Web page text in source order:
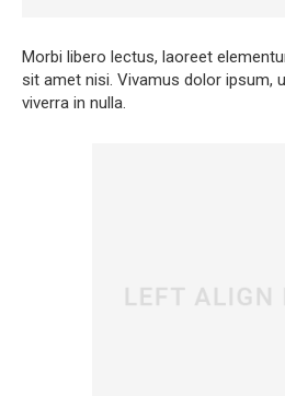
Morbi libero lectus, laoreet
sit amet nisi. Vivamus dolor ipsum,
viverra in nulla.